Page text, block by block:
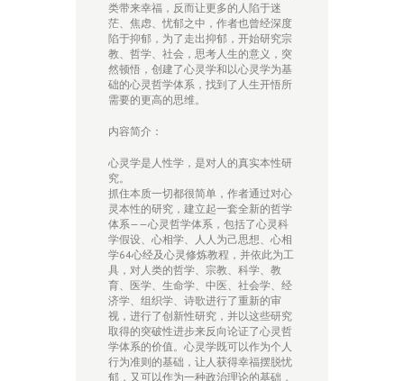
类带来幸福，反而让更多的人陷于迷
茫、焦虑、忧郁之中，作者也曾经深度
陷于抑郁，为了走出抑郁，开始研究宗
教、哲学、社会，思考人生的意义，突
然顿悟，创建了心灵学和以心灵学为基
础的心灵哲学体系，找到了人生开悟所
需要的更高的思维。
内容简介：
心灵学是人性学，是对人的真实本性研
究。
抓住本质一切都很简单，作者通过对心
灵本性的研究，建立起一套全新的哲学
体系——心灵哲学体系，包括了心灵科
学假设、心相学、人人为己思想、心相
学64心经及心灵修炼教程，并依此为工
具，对人类的哲学、宗教、科学、教
育、医学、生命学、中医、社会学、经
济学、组织学、诗歌进行了重新的审
视，进行了创新性研究，并以这些研究
取得的突破性进步来反向论证了心灵哲
学体系的价值。心灵学既可以作为个人
行为准则的基础，让人获得幸福摆脱忧
郁，又可以作为一种政治理论的基础，